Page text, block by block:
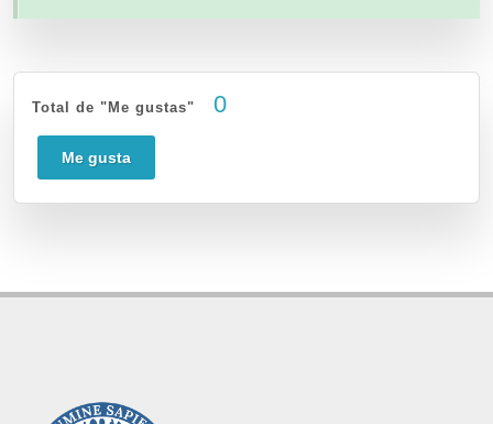
Total de "Me gustas" 0
Me gusta